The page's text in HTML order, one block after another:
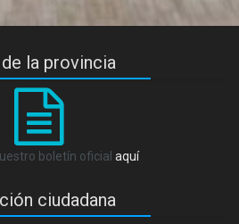
de la provincia
boletín oficial aquí
ciudadana